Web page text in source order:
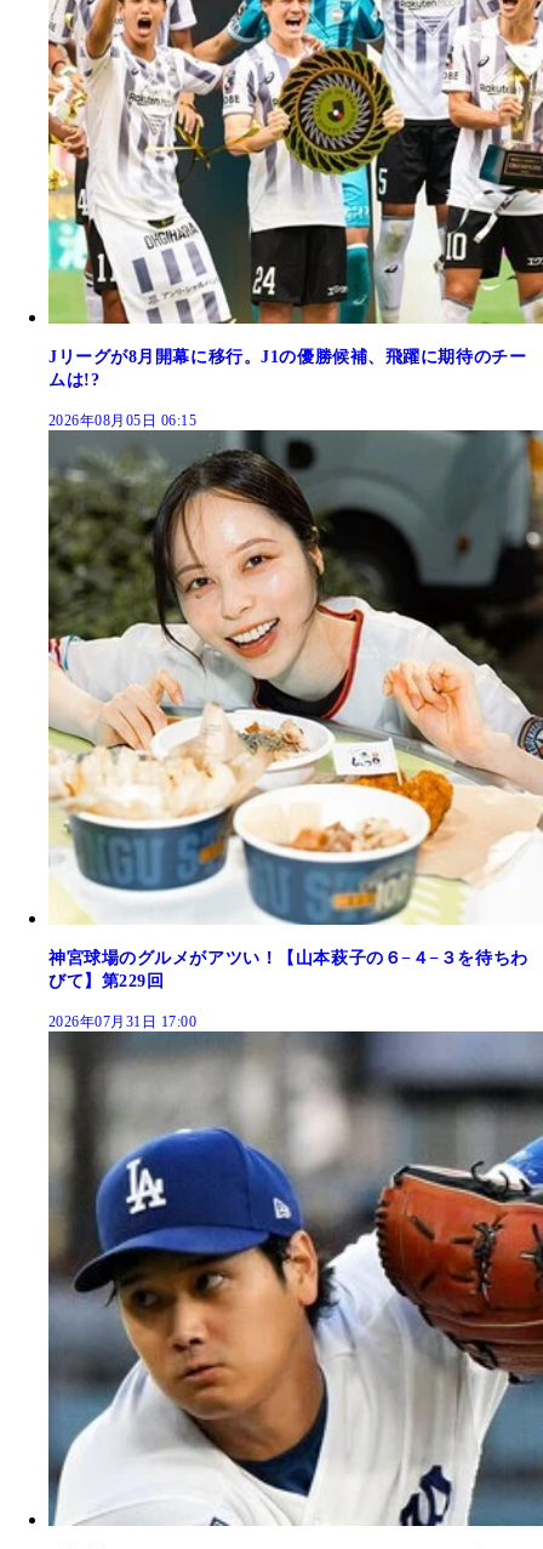
Jリーグが8月開幕に移行。J1の優勝候補、飛躍に期待のチー
ムは!?
2026年08月05日 06:15
神宮球場のグルメがアツい！【山本萩子の６−４−３を待ちわ
びて】第229回
2026年07月31日 17:00